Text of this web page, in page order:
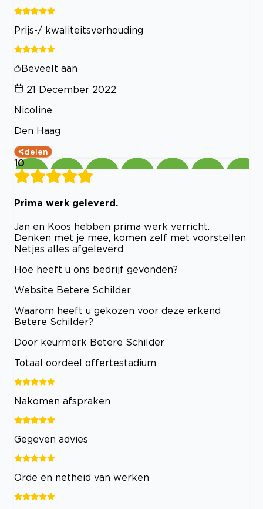
Prijs-/ kwaliteitsverhouding
Beveelt aan
21 December 2022
Nicoline
Den Haag
delen
10
Prima werk geleverd.
Jan en Koos hebben prima werk verricht.
Denken met je mee, komen zelf met voorstellen
Netjes alles afgeleverd.
Hoe heeft u ons bedrijf gevonden?
Website Betere Schilder
Waarom heeft u gekozen voor deze erkend
Betere Schilder?
Door keurmerk Betere Schilder
Totaal oordeel offertestadium
Nakomen afspraken
Gegeven advies
Orde en netheid van werken